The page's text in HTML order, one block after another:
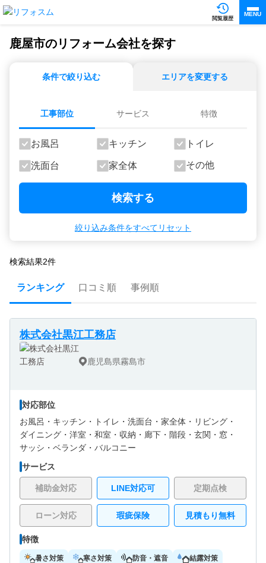
閲覧履歴
MENU
鹿屋市のリフォーム会社を探す
条件で絞り込む エリアを変更する
工事部位 サービス 特徴
お風呂 キッチン トイレ
洗面台 家全体 その他
検索する
絞り込み条件をすべてリセット
検索結果2件
ランキング 口コミ順 事例順
株式会社黒江工務店
鹿児島県霧島市
対応部位
お風呂・ キッチン・ トイレ・ 洗面台・ 家全体・ リビング・
ダイニング・ 洋室・ 和室・ 収納・ 廊下・ 階段・ 玄関・ 窓・
サッシ・ ベランダ・バルコニー
サービス
補助金対応 LINE対応可 定期点検
ローン対応 瑕疵保険 見積もり無料
特徴
暑さ対策 寒さ対策 防音・遮音 結露対策